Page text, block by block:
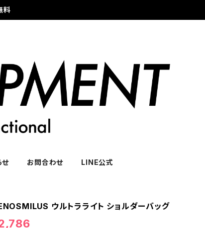
料
せ お問合わせ LINE公式
ウルトラライト ショルダーバッグ